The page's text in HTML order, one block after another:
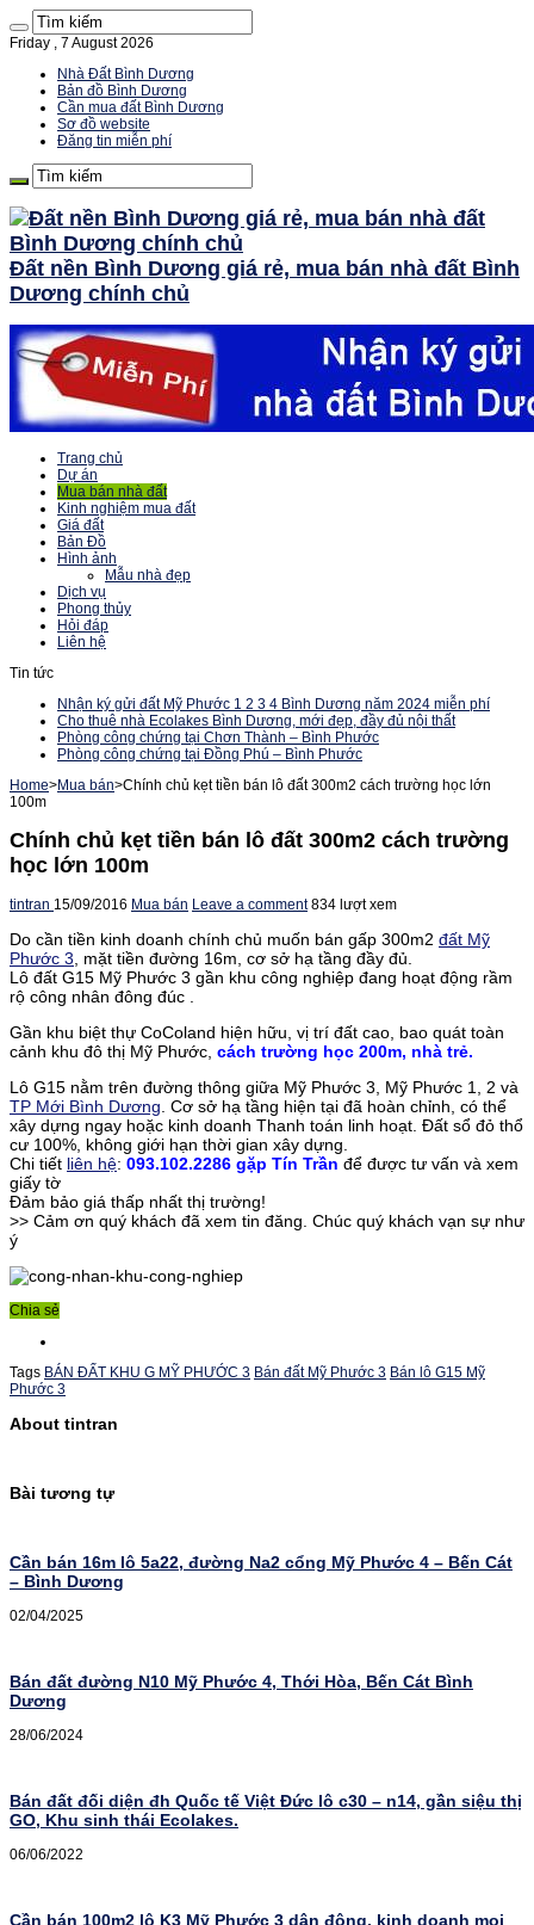
Friday , 7 August 2026
Nhà Đất Bình Dương
Bản đồ Bình Dương
Cần mua đất Bình Dương
Sơ đồ website
Đăng tin miễn phí
Đất nền Bình Dương giá rẻ, mua bán nhà đất Bình
Dương chính chủ
Trang chủ
Dự án
Mua bán nhà đất
Kinh nghiệm mua đất
Giá đất
Bản Đồ
Hình ảnh
Mẫu nhà đẹp
Dịch vụ
Phong thủy
Hỏi đáp
Liên hệ
Tin tức
Nhận ký gửi đất Mỹ Phước 1 2 3 4 Bình Dương năm 2024 miễn phí
Cho thuê nhà Ecolakes Bình Dương, mới đẹp, đầy đủ nội thất
Phòng công chứng tại Chơn Thành – Bình Phước
Phòng công chứng tại Đồng Phú – Bình Phước
Home>Mua bán>Chính chủ kẹt tiền bán lô đất 300m2 cách trường học lớn
100m
Chính chủ kẹt tiền bán lô đất 300m2 cách trường
học lớn 100m
tintran 15/09/2016 Mua bán Leave a comment 834 lượt xem
Do cần tiền kinh doanh chính chủ muốn bán gấp 300m2 đất Mỹ
Phước 3 , mặt tiền đường 16m, cơ sở hạ tầng đầy đủ.
Lô đất G15 Mỹ Phước 3 gần khu công nghiệp đang hoạt động rầm
rộ công nhân đông đúc .
Gần khu biệt thự CoColand hiện hữu, vị trí đất cao, bao quát toàn
cảnh khu đô thị Mỹ Phước, cách trường học 200m, nhà trẻ.
Lô G15 nằm trên đường thông giữa Mỹ Phước 3, Mỹ Phước 1, 2 và
TP Mới Bình Dương . Cơ sở hạ tầng hiện tại đã hoàn chỉnh, có thể
xây dựng ngay hoặc kinh doanh Thanh toán linh hoạt. Đất sổ đỏ thổ
cư 100%, không giới hạn thời gian xây dựng.
Chi tiết liên hệ: 093.102.2286 gặp Tín Trần để được tư vấn và xem
giấy tờ
Đảm bảo giá thấp nhất thị trường!
>> Cảm ơn quý khách đã xem tin đăng. Chúc quý khách vạn sự như
ý
Chia sẻ
Tags BÁN ĐẤT KHU G MỸ PHƯỚC 3 Bán đất Mỹ Phước 3 Bán lô G15 Mỹ
Phước 3
About tintran
Bài tương tự
Cần bán 16m lô 5a22, đường Na2 cổng Mỹ Phước 4 – Bến Cát
– Bình Dương
02/04/2025
Bán đất đường N10 Mỹ Phước 4, Thới Hòa, Bến Cát Bình
Dương
28/06/2024
Bán đất đối diện đh Quốc tế Việt Đức lô c30 – n14, gần siệu thị
GO, Khu sinh thái Ecolakes.
06/06/2022
Cần bán 100m2 lô K3 Mỹ Phước 3 dân đông, kinh doanh mọi